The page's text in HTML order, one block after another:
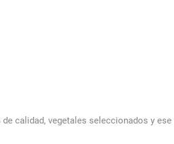
de calidad, vegetales seleccionados y